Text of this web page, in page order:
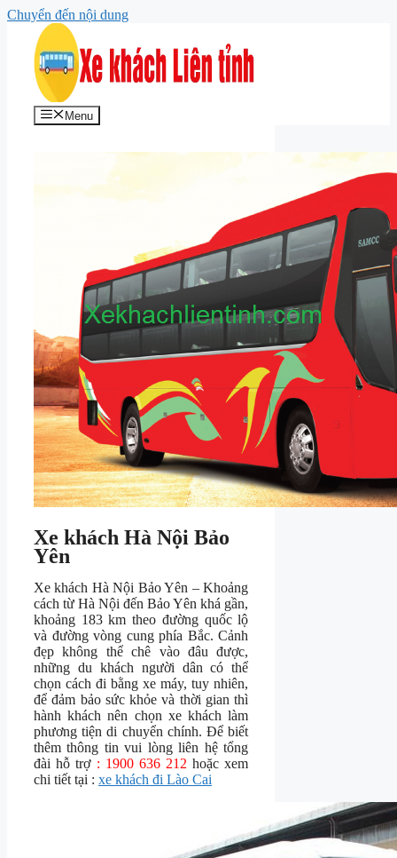
Chuyển đến nội dung
Menu
Xe khách Hà Nội Bảo
Yên
Xe khách Hà Nội Bảo Yên – Khoảng
cách từ Hà Nội đến Bảo Yên khá gần,
khoảng 183 km theo đường quốc lộ
và đường vòng cung phía Bắc. Cảnh
đẹp không thể chê vào đâu được,
những du khách người dân có thể
chọn cách đi bằng xe máy, tuy nhiên,
để đảm bảo sức khỏe và thời gian thì
hành khách nên chọn xe khách làm
phương tiện di chuyển chính. Để biết
thêm thông tin vui lòng liên hệ tổng
đài hỗ trợ : 1900 636 212 hoặc xem
chi tiết tại : xe khách đi Lào Cai